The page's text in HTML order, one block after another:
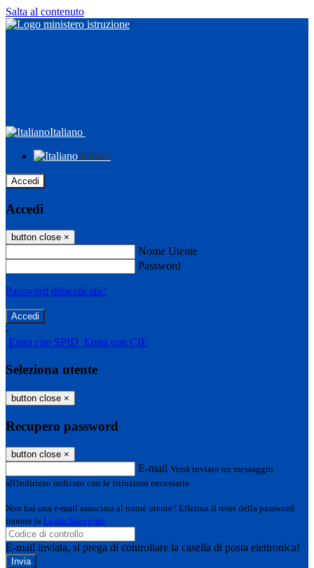
Salta al contenuto
Italiano
Italiano
Accedi
Accedi
button close ×
Nome Utente
Password
Password dimenticata?
-
Entra con SPID Entra con CIE
Seleziona utente
button close ×
Recupero password
button close ×
E-mail Verrà inviato un messaggio
all'indirizzo indicato con le istruzioni necessarie.
Non hai una e-mail associata al nome utente? Effettua il reset della password
tramite la Login Spaggiari
E-mail inviata, si prega di controllare la casella di posta elettronica!